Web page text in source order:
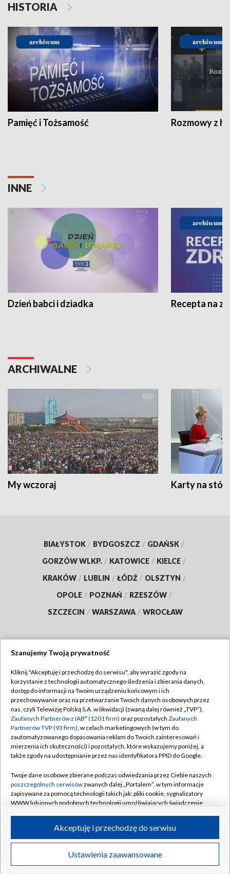
HISTORIA
Pamięć i Tożsamość Rozmowy z
INNE
Dzień babci i dziadka Recepta na
ARCHIWALNE
My wczoraj Karty na
BIAŁYSTOK / BYDGOSZCZ / GDAŃSK /
GORZÓW WLKP. / KATOWICE / KIELCE /
KRAKÓW / LUBLIN / ŁÓDŹ / OLSZTYN /
OPOLE / POZNAŃ / RZESZÓW /
SZCZECIN / WARSZAWA / WROCŁAW
TVP
Abonament TVP
Emisja w TVP
Centrum informacji TVP
Naziemna Telewizja Cyfrowa
Rada Programowa
System NOS
Informacje o nadawcy
Program dla prasy
Ogłoszenie przetargowe
Regulamin TVP
Polityka prywatności
Moje zgody
Pomoc
Kontakt
Kanały
©2026 Telewizja Polska S.A. w likwidacji
Szanujemy Twoją prywatność
Kliknij "Akceptuję i przechodzę do serwisu", aby wyrazić zgody na
korzystanie z technologii automatycznego śledzenia i zbierania danych,
dostęp do informacji na Twoim urządzeniu końcowym i ich
przechowywanie oraz na przetwarzanie Twoich danych osobowych przez
nas, czyli Telewizję Polską S.A. w likwidacji (zwaną dalej również „TVP”),
Zaufanych Partnerów z IAB* (1201 firm) oraz pozostałych Zaufanych
Partnerów TVP (93 firm), w celach marketingowych (w tym do
zautomatyzowanego dopasowania reklam do Twoich zainteresowań i
mierzenia ich skuteczności) i pozostałych, które wskazujemy poniżej, a
także zgody na udostępnianie przez nas identyfikatora PPID do Google.
Twoje dane osobowe zbierane podczas odwiedzania przez Ciebie naszych
poszczególnych serwisówzwanych dalej „Portalem”, w tym informacje
zapisywane za pomocą technologii takich jak: pliki cookie, sygnalizatory
WWW lub innych podobnych technologii umożliwiających świadczenie
ruchu w Internecie.
Twoje dane osobowe zbierane podczas odwiedzania przez Ciebie
poszczególnych serwisówna Portalu, takie jak adresy IP, identyfikatory
Ustawienia zaawansowane
Akceptuję i przechodzę do serwisu